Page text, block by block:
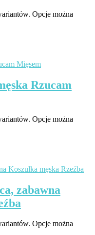
Opcje można
Rzucam
Opcje można
zabawna
Opcje można